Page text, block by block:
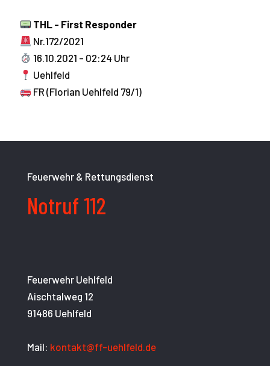
THL - First Responder
Nr.172/2021
16.10.2021 - 02:24 Uhr
Uehlfeld
FR (Florian Uehlfeld 79/1)
Feuerwehr & Rettungsdienst
Notruf 112
Feuerwehr Uehlfeld
Aischtalweg 12
91486 Uehlfeld
Mail: kontakt@ff-uehlfeld.de